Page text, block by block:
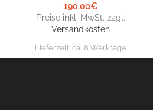
190,00€
Preise inkl. MwSt. zzgl.
Versandkosten
Lieferzeit:ca. 8 Werktage